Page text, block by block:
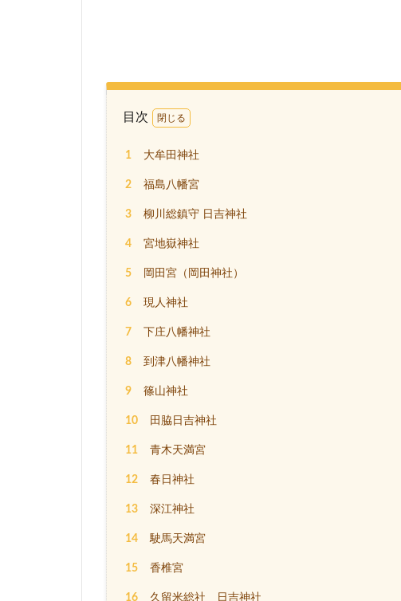
目次
1 大牟田神社
2 福島八幡宮
3 柳川総鎮守 日吉神社
4 宮地嶽神社
5 岡田宮（岡田神社）
6 現人神社
7 下庄八幡神社
8 到津八幡神社
9 篠山神社
10 田脇日吉神社
11 青木天満宮
12 春日神社
13 深江神社
14 駛馬天満宮
15 香椎宮
16 久留米総社 日吉神社